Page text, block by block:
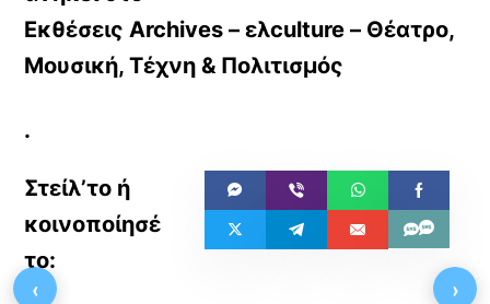
Εκθέσεις Archives – ελculture – Θέατρο,
Μουσική, Τέχνη & Πολιτισμός
.
‹ ›